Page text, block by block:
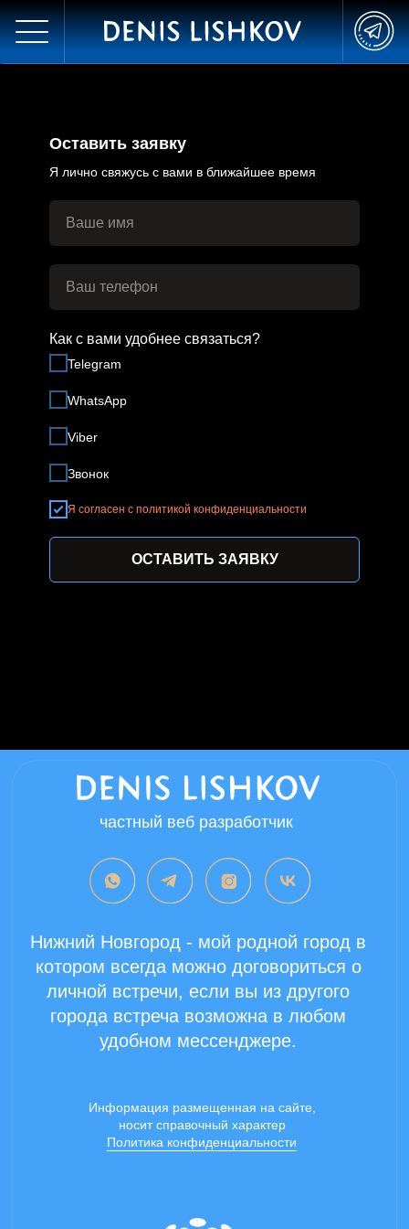
Оставить заявку
Я лично свяжусь с вами в ближайшее время
Как с вами удобнее связаться?
Telegram
WhatsApp
Viber
Звонок
Я согласен с политикой конфиденциальности
ОСТАВИТЬ ЗАЯВКУ
Copyright 2024 ©
Все права защищены.
Информация размещенная на сайте,
носит справочный характер
Политика конфиденциальности